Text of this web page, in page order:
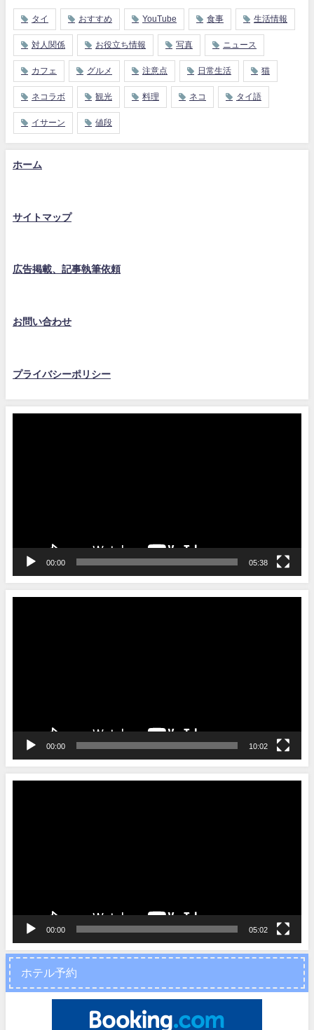
タイ おすすめ YouTube 食事 生活情報
対人関係 お役立ち情報 写真 ニュース
カフェ グルメ 注意点 日常生活 猫
ネコラボ 観光 料理 ネコ タイ語
イサーン 値段
ホーム
サイトマップ
広告掲載、記事執筆依頼
お問い合わせ
プライバシーポリシー
00:00 05:38
00:00 10:02
00:00 05:02
ホテル予約